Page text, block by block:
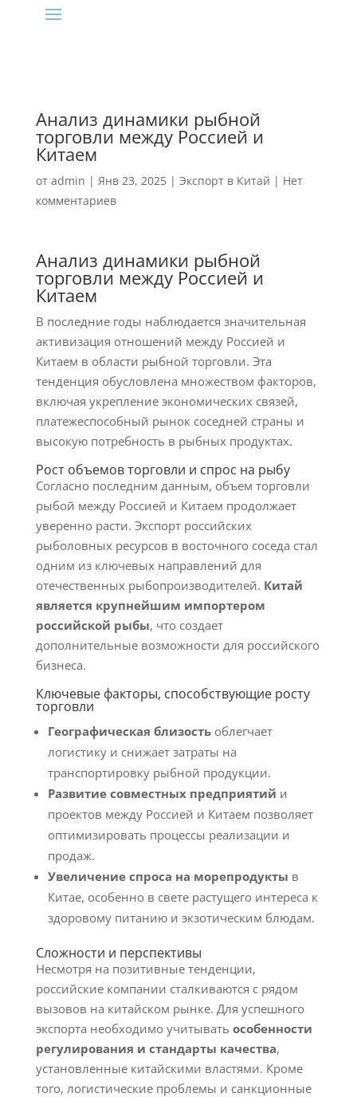
Анализ динамики рыбной
торговли между Россией и
Китаем
от admin | Янв 23, 2025| Экспорт в Китай | Нет
комментариев
Анализ динамики рыбной
торговли между Россией и
Китаем
В последние годы наблюдается значительная
активизация отношений между Россией и
Китаем в области рыбной торговли. Эта
тенденция обусловлена множеством факторов,
включая укрепление экономических связей,
платежеспособный рынок соседней страны и
высокую потребность в рыбных продуктах.
Рост объемов торговли и спрос на рыбу
Согласно последним данным, объем торговли
рыбой между Россией и Китаем продолжает
уверенно расти. Экспорт российских
рыболовных ресурсов в восточного соседа стал
одним из ключевых направлений для
отечественных рыбопроизводителей. Китай
является крупнейшим импортером
российской рыбы, что создает
дополнительные возможности для российского
бизнеса.
Ключевые факторы, способствующие росту
торговли
Географическая близостьоблегчает
логистику и снижает затраты на
транспортировку рыбной продукции.
Развитие совместных предприятий и
проектов между Россией и Китаем позволяет
оптимизировать процессы реализации и
продаж.
Увеличение спроса на морепродукты в
Китае, особенно в свете растущего интереса к
здоровому питанию и экзотическим блюдам.
Сложности и перспективы
Несмотря на позитивные тенденции,
российские компании сталкиваются с рядом
вызовов на китайском рынке. Для успешного
экспорта необходимо учитывать особенности
регулирования и стандарты качества,
установленные китайскими властями. Кроме
того, логистические проблемы и санкционные